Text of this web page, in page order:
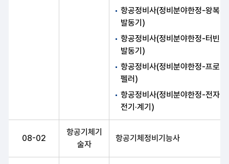
항공정비사(정비분야한정-왕복
발동기)
항공정비사(정비분야한정-터빈
발동기)
항공정비사(정비분야한정-프로
펠러)
항공정비사(정비분야한정-전자·
전기·계기)
08-02
항공기체기
술자
항공기체정비기능사